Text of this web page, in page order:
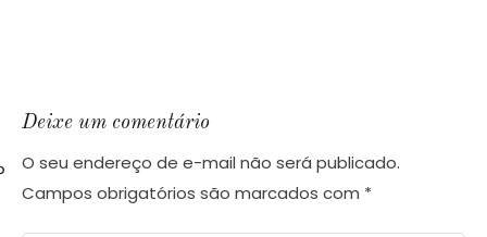
Deixe um comentário
O seu endereço de e-mail não será publicado.
Campos obrigatórios são marcados com *